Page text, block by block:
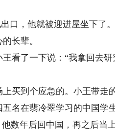
，他就被迎进屋坐下了。
长辈。
了一下说：“我拿回去研
到个应急的。小王带走的
在翡冷翠学习的中国学
数年后回中国，再之后当